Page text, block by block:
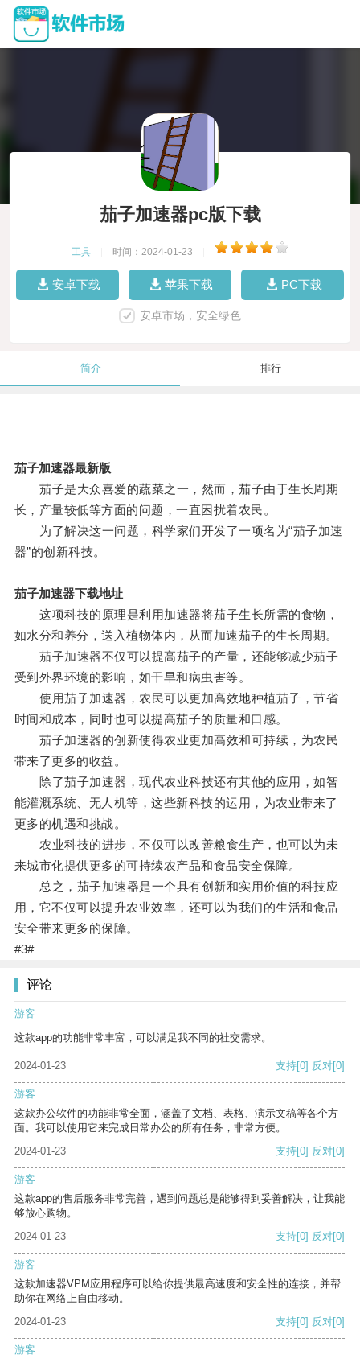
茄子加速器pc版下载
工具 时间：2024-01-23
安卓下载 苹果下载 PC下载
安卓市场，安全绿色
简介 排行
茄子加速器最新版
茄子是大众喜爱的蔬菜之一，然而，茄子由于生长周期
长，产量较低等方面的问题，一直困扰着农民。
为了解决这一问题，科学家们开发了一项名为“茄子加速
器”的创新科技。
茄子加速器下载地址
这项科技的原理是利用加速器将茄子生长所需的食物，
如水分和养分，送入植物体内，从而加速茄子的生长周期。
茄子加速器不仅可以提高茄子的产量，还能够减少茄子
受到外界环境的影响，如干旱和病虫害等。
使用茄子加速器，农民可以更加高效地种植茄子，节省
时间和成本，同时也可以提高茄子的质量和口感。
茄子加速器的创新使得农业更加高效和可持续，为农民
带来了更多的收益。
除了茄子加速器，现代农业科技还有其他的应用，如智
能灌溉系统、无人机等，这些新科技的运用，为农业带来了
更多的机遇和挑战。
农业科技的进步，不仅可以改善粮食生产，也可以为未
来城市化提供更多的可持续农产品和食品安全保障。
总之，茄子加速器是一个具有创新和实用价值的科技应
用，它不仅可以提升农业效率，还可以为我们的生活和食品
安全带来更多的保障。
#3#
评论
游客
这款app的功能非常丰富，可以满足我不同的社交需求。
2024-01-23 支持[0] 反对[0]
游客
这款办公软件的功能非常全面，涵盖了文档、表格、演示文稿等各个方
面。我可以使用它来完成日常办公的所有任务，非常方便。
2024-01-23
支持[0] 反对[0]
游客
这款app的售后服务非常完善，遇到问题总是能够得到妥善解决，让我能
够放心购物。
2024-01-23
支持[0] 反对[0]
游客
这款加速器VPM应用程序可以给你提供最高速度和安全性的连接，并帮
助你在网络上自由移动。
2024-01-23
支持[0] 反对[0]
游客